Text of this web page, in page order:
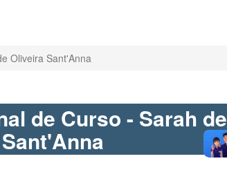
Oliveira Sant'Anna
de Curso - Sarah de